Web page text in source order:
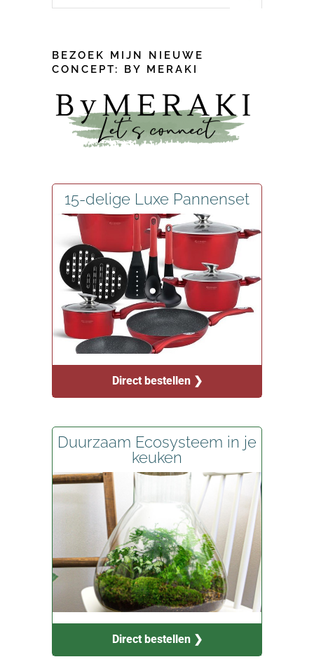
BEZOEK MIJN NIEUWE
CONCEPT: BY MERAKI
15-delige Luxe Pannenset
Direct bestellen ❯
Duurzaam Ecosysteem in je
keuken
Direct bestellen ❯